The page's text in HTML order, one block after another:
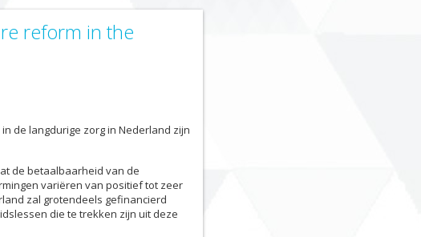
reform in the
de langdurige zorg in Nederland zijn
de betaalbaarheid van de
variëren van positief tot zeer
zal grotendeels gefinancierd
die te trekken zijn uit deze